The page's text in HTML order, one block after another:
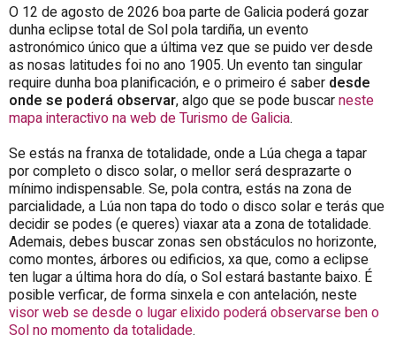
O 12 de agosto de 2026 boa parte de Galicia poderá gozar
dunha eclipse total de Sol pola tardiña, un evento
astronómico único que a última vez que se puido ver desde
as nosas latitudes foi no ano 1905. Un evento tan singular
require dunha boa planificación, e o primeiro é saber desde
onde se poderá observar, algo que se pode buscarneste
mapa interactivo na web de Turismo de Galicia.
Se estás na franxa de totalidade, onde a Lúa chega a tapar
por completo o disco solar, o mellor será desprazarte o
mínimo indispensable. Se, pola contra, estás na zona de
parcialidade, a Lúa non tapa do todo o disco solar e terás que
decidir se podes (e queres) viaxar ata a zona de totalidade.
Ademais, debes buscar zonas sen obstáculos no horizonte,
como montes, árbores ou edificios, xa que, como a eclipse
ten lugar a última hora do día, o Sol estará bastante baixo. É
posible verficar, de forma sinxela e con antelación, neste
visor web se desde o lugar elixido poderá observarse ben o
Sol no momento da totalidade.